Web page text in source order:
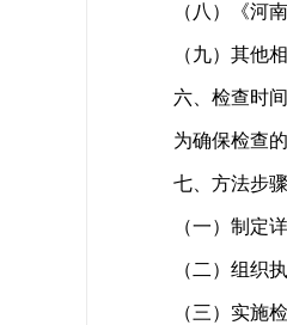
（八）《河
（九）其他
六、检查时
为确保检查
七、方法步骤
（一）制定
（二）组织
（三）实施